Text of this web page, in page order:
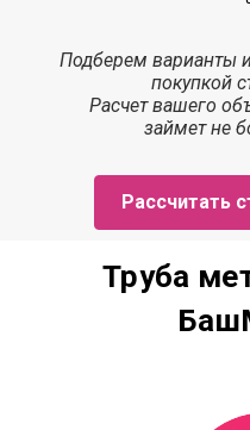
Подберем варианты
покупкой
Расчетвашего
займетне
Рассчитать
Труба